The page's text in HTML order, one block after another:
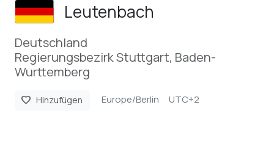
Leutenbach
Deutschland
Regierungsbezirk Stuttgart, Baden-
Wurttemberg
favorite Hinzufügen Europe/Berlin UTC+2